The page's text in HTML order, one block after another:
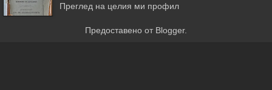
Преглед на целия ми профил
Предоставено от Blogger.